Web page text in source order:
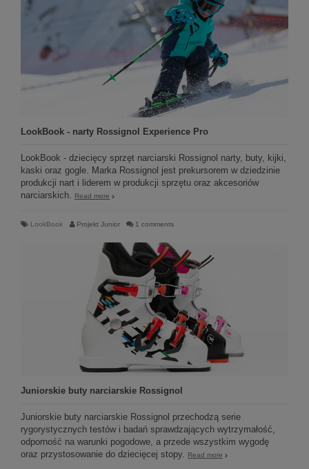
LookBook - narty Rossignol Experience Pro
LookBook - dziecięcy sprzęt narciarski Rossignol narty, buty, kijki,
kaski oraz gogle. Marka Rossignol jest prekursorem w dziedzinie
produkcji nart i liderem w produkcji sprzętu oraz akcesoriów
narciarskich. Read more
LookBook Projekt Junior 1 comments
Juniorskie buty narciarskie Rossignol
Juniorskie buty narciarskie Rossignol przechodzą serie
rygorystycznych testów i badań sprawdzających wytrzymałość,
odporność na warunki pogodowe, a przede wszystkim wygodę
oraz przystosowanie do dziecięcej stopy. Read more